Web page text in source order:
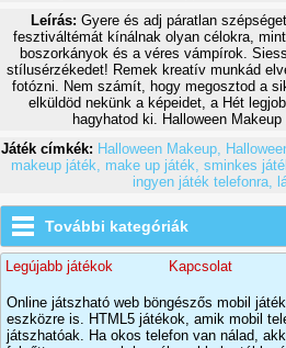
Leírás: Gyere és adj páratlan
fesztiváltémát kínálnak olyan célokra,
boszorkányok és a véres vámpírok.
stílusérzékedet! Remek kreatív munkád
fotózni. Nem számít, hogy megosztod a
elküldöd nekünk a képeidet, a Hét
hagyhatod ki. Halloween
Játék címkék: Halloween Makeup,
makeup játék, make up játék, sminkes
ingyen játék telefonra,
További kategóriák
Legújabb játékok Kapcsolat
Online játszható web böngészős mobil
eszközre is. HTML5 játékok, amik mobil
játszhatóak. Ha okos telefon van nálad,